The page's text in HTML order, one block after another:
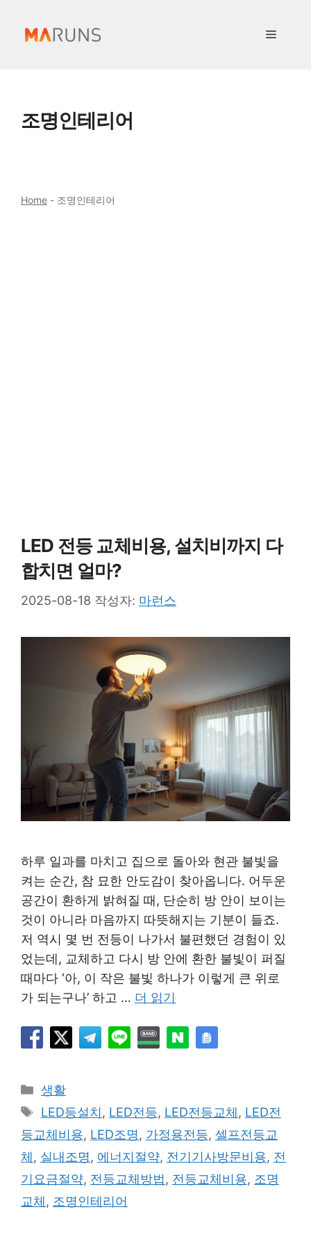
메
조명인테리어
Home - 조명인테리어
LED 전등 교체비용, 설치비까지 다
합치면 얼마?
2025-08-18 작성자: 마런스
하루 일과를 마치고 집으로 돌아와 현관 불빛을
켜는 순간, 참 묘한 안도감이 찾아옵니다. 어두운
공간이 환하게 밝혀질 때, 단순히 방 안이 보이는
것이 아니라 마음까지 따뜻해지는 기분이 들죠.
저 역시 몇 번 전등이 나가서 불편했던 경험이 있
었는데, 교체하고 다시 방 안에 환한 불빛이 퍼질
때마다 ‘아, 이 작은 불빛 하나가 이렇게 큰 위로
가 되는구나’ 하고 … 더 읽기
카
테
리
생활
태
그
LED등설치, LED전등, LED전등교체, LED전
등교체비용, LED조명, 가정용전등, 셀프전등교
체, 실내조명, 에너지절약, 전기기사방문비용, 전
기요금절약, 전등교체방법, 전등교체비용, 조명
교체, 조명인테리어